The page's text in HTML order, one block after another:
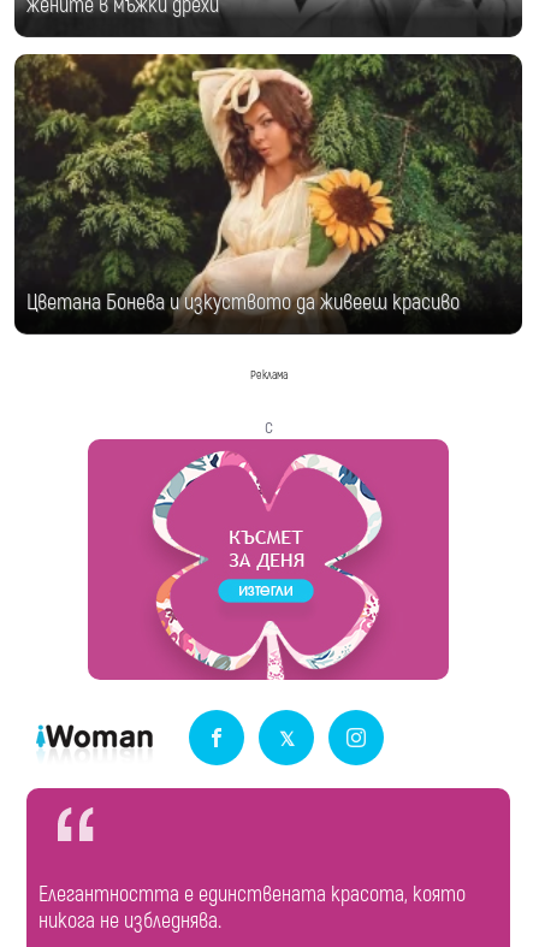
Цветана Бонева и изкуството да живееш красиво
Реклама
с
Елегантността е единствената красота, която
никога не избледнява.